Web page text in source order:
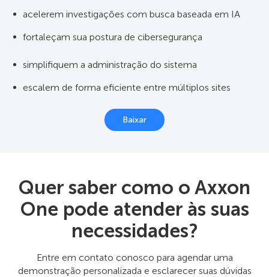
acelerem investigações com busca baseada em IA
fortaleçam sua postura de cibersegurança
simplifiquem a administração do sistema
escalem de forma eficiente entre múltiplos sites
Baixar
Quer saber como o Axxon
One pode atender às suas
necessidades?
Entre em contato conosco para agendar uma
demonstração personalizada e esclarecer suas dúvidas